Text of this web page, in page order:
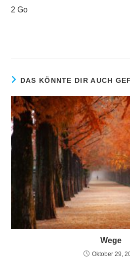
2 Go
DAS KÖNNTE DIR AUCH
Wege
Oktober 29,